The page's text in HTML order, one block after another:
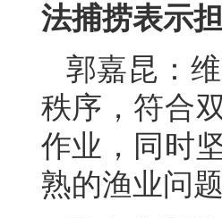
法捕捞表示
郭嘉昆：
秩序，符合
作业，同时
熟的渔业问